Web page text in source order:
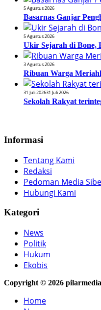
5 Agustus 2026
Basarnas Ganjar
5 Agustus 2026
Ukir Sejarah di Bone,
3 Agustus 2026
Ribuan Warga
31 Juli 202631 Juli 2026
Sekolah Rakyat
Informasi
Tentang Kami
Redaksi
Pedoman Media
Hubungi Kami
Kategori
News
Politik
Hukum
Ekobis
Copyright © 2026
Home